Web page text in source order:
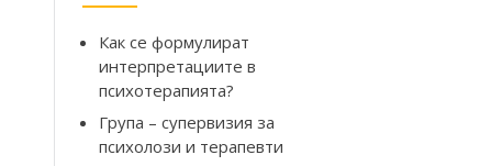
Как се формулират
интерпретациите в
психотерапията?
Група – супервизия за
психолози и терапевти